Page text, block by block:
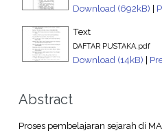
Download (692kB) |
Text
DAFTAR PUSTAKA.pdf
Download (14kB) |
Abstract
Proses pembelajaran sejarah di